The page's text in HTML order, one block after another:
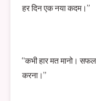
हर दिन एक नया कदम।”
“कभी हार मत मानो।
करना।”